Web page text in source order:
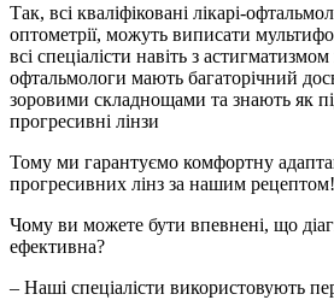
Так, всі кваліфіковані лікарі-
оптометрії, можуть виписати
всі спеціалісти навіть з
офтальмологи мають багаторічний
зоровими складнощами та знають як
прогресивні лінзи
Тому ми гарантуємо комфортну
прогресивних лінз за нашим рецептом!
Чому ви можете бути впевнені, що
ефективна?
– Наші спеціалісти використовують